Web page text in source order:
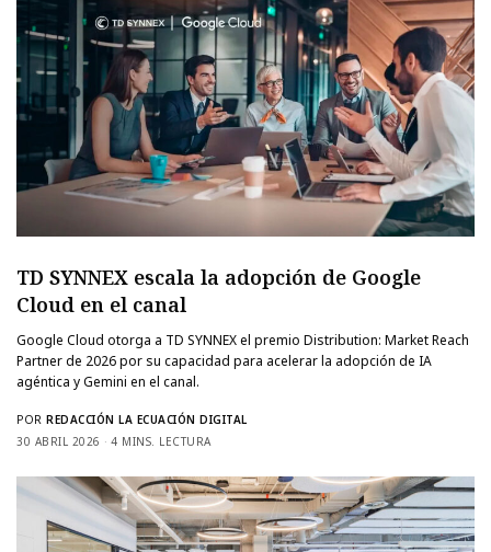
TD SYNNEX escala la adopción de Google
Cloud en el canal
Google Cloud otorga a TD SYNNEX el premio Distribution: Market Reach
Partner de 2026 por su capacidad para acelerar la adopción de IA
agéntica y Gemini en el canal.
POR REDACCIÓN LA ECUACIÓN DIGITAL
30 ABRIL 2026
4 MINS. LECTURA